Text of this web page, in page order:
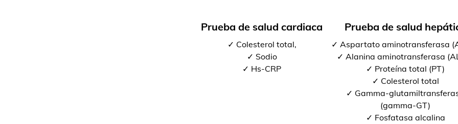
Prueba de salud cardiaca
✓ Colesterol total,
✓ Sodio
✓ Hs-CRP
Prueba de salud
✓ Aspartato aminotransferasa
✓ Alanina aminotransferasa
✓ Proteína total (PT)
✓ Colesterol total
✓ Gamma-
(gamma-GT)
✓ Fosfatasa alcalina